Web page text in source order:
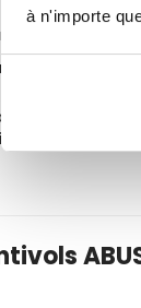
à n'importe
cylindre ABUS
garantissant
la serrure
Extreme 59
et la durabilité